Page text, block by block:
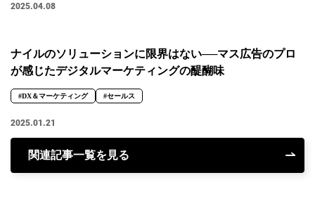
2025.04.08
ナイルのソリューションに限界はない──マス広告のプロ
が感じたデジタルマーケティングの醍醐味
#DX＆マーケティング #セールス
2025.01.21
関連記事一覧を見る